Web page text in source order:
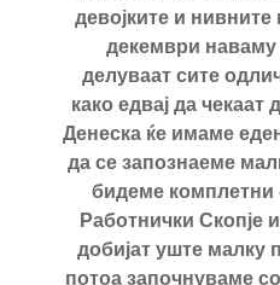
девојките и
декември
делуваат сите
како едвај да чекаат
Денеска ќе имаме
да се запознаеме
бидеме комплетни
Работнички Скопје
добијат уште малку
потоа започнуваме